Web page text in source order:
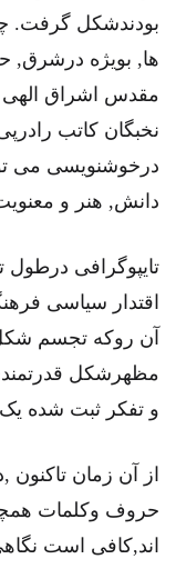
بودندشکل گرفت.
ها, بویژه درشرق,
مقدس اشراق الهی
نخبگان کاتب
درخوشنویسی می
دانش, هنر و
تایپوگرافی
اقتدار سیاسی
آن روکه تجسم
مظهرشکل
و تفکر ثبت شده
از آن زمان تاکنون
حروف وکلمات
اند,کافی است